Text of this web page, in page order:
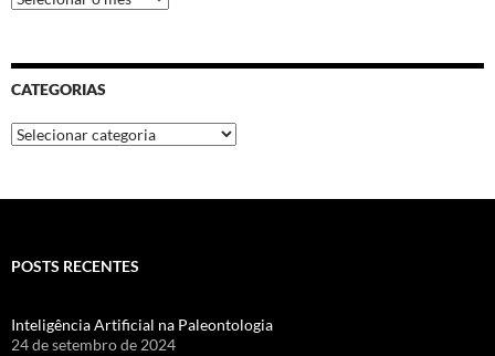
CATEGORIAS
POSTS RECENTES
Inteligência Artificial na Paleontologia
24 de setembro de 2024